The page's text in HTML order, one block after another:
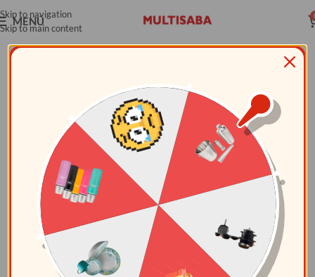
Skip to navigation
Skip to main content
MENÚ